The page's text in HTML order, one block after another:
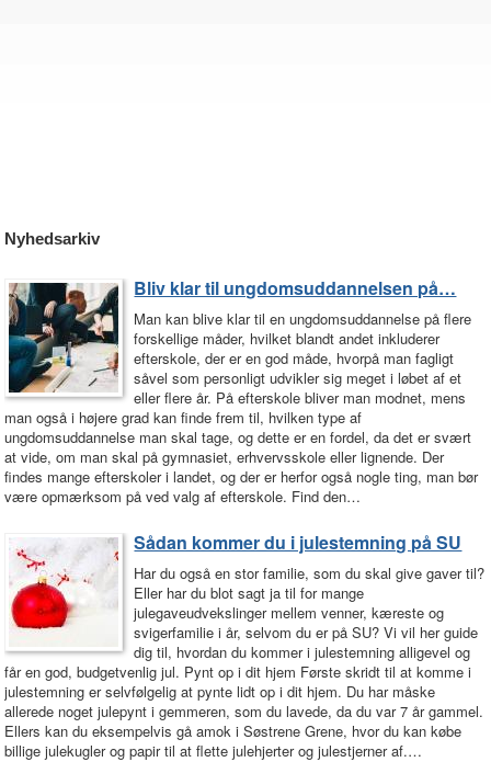
Nyhedsarkiv
Bliv klar til ungdomsuddannelsen på…
Man kan blive klar til en ungdomsuddannelse på flere
forskellige måder, hvilket blandt andet inkluderer
efterskole, der er en god måde, hvorpå man fagligt
såvel som personligt udvikler sig meget i løbet af et
eller flere år. På efterskole bliver man modnet, mens
man også i højere grad kan finde frem til, hvilken type af
ungdomsuddannelse man skal tage, og dette er en fordel, da det er svært
at vide, om man skal på gymnasiet, erhvervsskole eller lignende. Der
findes mange efterskoler i landet, og der er herfor også nogle ting, man bør
være opmærksom på ved valg af efterskole. Find den…
Sådan kommer du i julestemning på SU
Har du også en stor familie, som du skal give gaver til?
Eller har du blot sagt ja til for mange
julegaveudvekslinger mellem venner, kæreste og
svigerfamilie i år, selvom du er på SU? Vi vil her guide
dig til, hvordan du kommer i julestemning alligevel og
får en god, budgetvenlig jul. Pynt op i dit hjem Første skridt til at komme i
julestemning er selvfølgelig at pynte lidt op i dit hjem. Du har måske
allerede noget julepynt i gemmeren, som du lavede, da du var 7 år gammel.
Ellers kan du eksempelvis gå amok i Søstrene Grene, hvor du kan købe
billige julekugler og papir til at flette julehjerter og julestjerner af.…